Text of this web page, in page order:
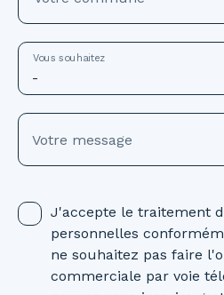
-
Vous souhaitez
Votre message
J'accepte le traitement
personnelles
ne souhaitez pas faire
commerciale par voie